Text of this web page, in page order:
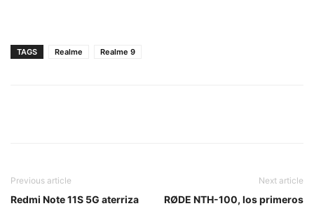
TAGS Realme Realme 9
Previous article
Redmi Note 11S 5G aterriza
Next article
RØDE NTH-100, los primeros